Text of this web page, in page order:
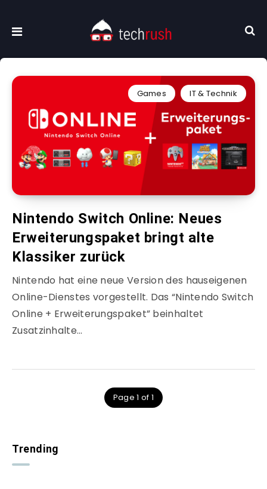
Games IT & Technik
Nintendo Switch Online: Neues
Erweiterungspaket bringt alte
Klassiker zurück
Nintendo hat eine neue Version des hauseigenen
Online-Dienstes vorgestellt. Das “Nintendo Switch
Online + Erweiterungspaket” beinhaltet
Zusatzinhalte…
Page 1 of 1
Trending